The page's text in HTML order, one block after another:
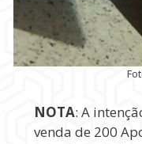
NOTA: A
venda de 200